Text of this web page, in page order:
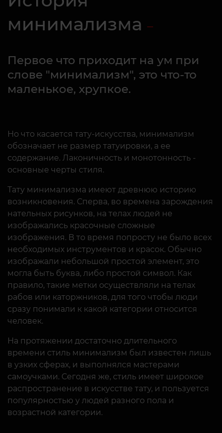
минимализма
Первое что приходит на ум при
слове "минимализм", это что-то
маленькое, хрупкое.
Но что касается тату-искусства, минимализм
обозначает не размер татуировки, а ее
содержание. Лаконичность и монотонность -
основные черты стиля.
Тату минимализма имеют древнюю историю
возникновения. Сперва, во времена зарождения
нательных рисунков, на телах людей не
изображались красочные сложные
изображения. В то время попросту не было всех
необходимых инструментов и красок. Обычно
изображали небольшой простой элемент, это
могла быть буква, либо простой символ. Как
правило, такие метки осуществляли на телах
рабов или каторжников, для того чтобы люди
сразу понимали к какой категории относится
человек.
На протяжении достаточно длительного
времени стиль минимализм был известен лишь
в узких сферах, и выполнялся мастерами
самоучками. Сегодня же, стиль имеет широкое
распространение в искусстве тату, и пользуется
популярностью у людей разного пола и
возрастной категории.